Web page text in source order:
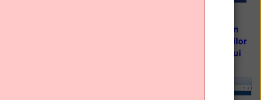
Sprijinim beneficiarii locali în
vederea elaborării propunerilor
de proiecte, conform Planului